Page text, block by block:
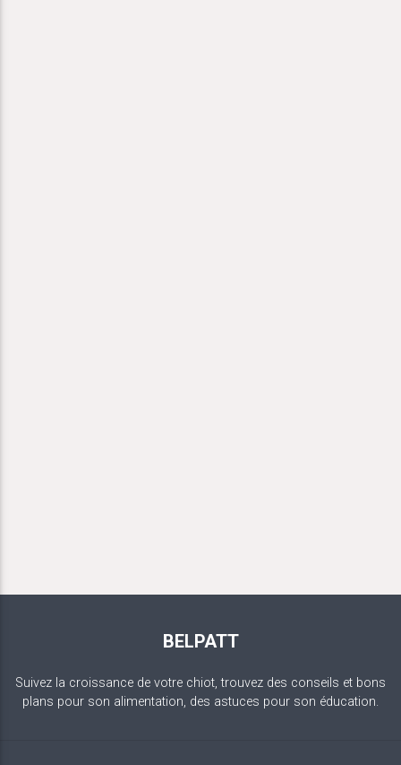
BELPATT
Suivez la croissance de votre chiot, trouvez des conseils et bons
plans pour son alimentation, des astuces pour son éducation.